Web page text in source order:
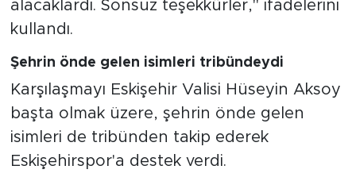
alacaklardı. Sonsuz teşekkürler," ifadelerini
kullandı.
Şehrin önde gelen isimleri tribündeydi
Karşılaşmayı Eskişehir Valisi Hüseyin Aksoy
başta olmak üzere, şehrin önde gelen
isimleri de tribünden takip ederek
Eskişehirspor'a destek verdi.